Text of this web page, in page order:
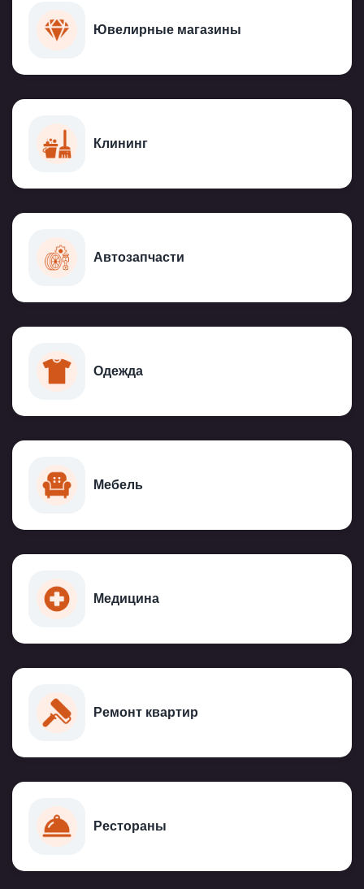
Ювелирные магазины
Клининг
Автозапчасти
Одежда
Мебель
Медицина
Ремонт квартир
Рестораны